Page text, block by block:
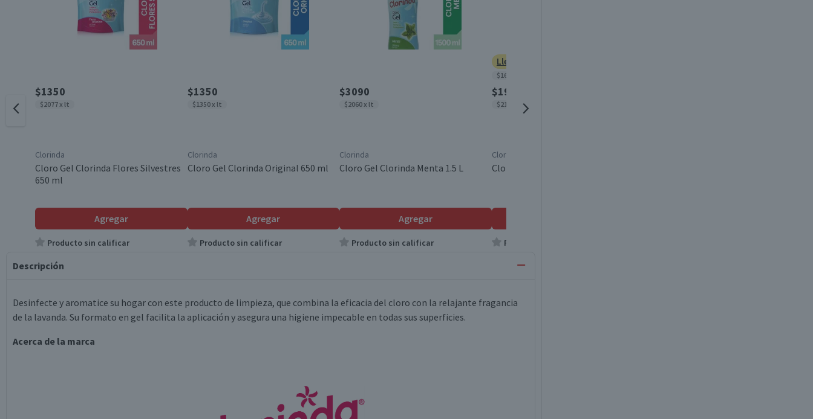
$1350
$2077 x lt
Clorinda
Cloro Gel Clorinda Flores Silvestres
650 ml
Agregar
Producto sin calificar
$1350
$1350 x lt
Clorinda
Cloro Gel Clorinda Original 650 ml
Agregar
Producto sin calificar
$3090
$2060 x lt
Clorinda
Cloro Gel Clorinda Menta 1.5 L
Agregar
Producto sin calificar
Lleva 2 por $2950
$1639 x lt
$1950
$2167 x lt
Clorinda
Cloro Gel Clorinda Menta 900 ml
Producto sin calificar
Descripción
Desinfecte y aromatice su hogar con este producto de limpieza, que combina la eficacia del cloro con la relajante fragancia
de la lavanda. Su formato en gel facilita la aplicación y asegura una higiene impecable en todas sus superficies.
Acerca de la marca